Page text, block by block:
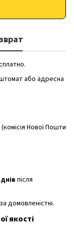
або адресна
Нової Пошти
після
домовленістю.
якості